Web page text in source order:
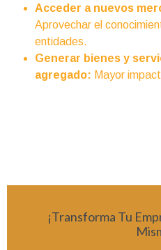
Acceder a nuevos
Aprovechar el
entidades.
Generar bienes y
agregado: Mayor
¡Transforma Tu